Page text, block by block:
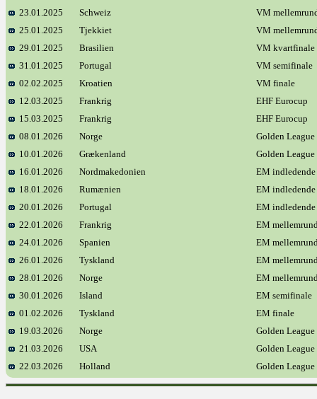
23.01.2025 Schweiz
VM
25.01.2025
Tjekkiet
VM
29.01.2025
Brasilien
VM kvartfinale
31.01.2025
Portugal
VM semifinale
02.02.2025
Kroatien
VM finale
12.03.2025
Frankrig
EHF Eurocup
15.03.2025
Frankrig
EHF Eurocup
08.01.2026
Norge
Golden League
10.01.2026
Grækenland
Golden League
16.01.2026
Nordmakedonien
EM indledende
18.01.2026
Rumænien
EM indledende
20.01.2026
Portugal
EM indledende
22.01.2026
Frankrig
EM
24.01.2026
Spanien
EM
26.01.2026
Tyskland
EM
28.01.2026
Norge
EM
30.01.2026
Island
EM semifinale
01.02.2026
Tyskland
EM finale
19.03.2026
Norge
Golden League
21.03.2026
USA
Golden League
22.03.2026
Holland Golden League